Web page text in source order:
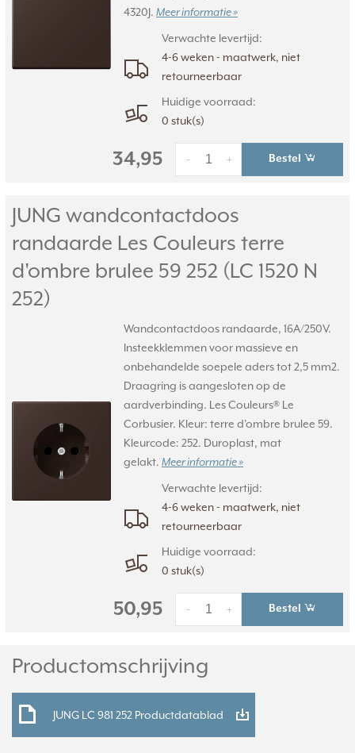
4320J. Meer informatie »
Verwachte levertijd:
4-6 weken - maatwerk, niet
retourneerbaar
Huidige voorraad:
0 stuk(s)
34,95 +
- Bestel
JUNG wandcontactdoos
randaarde Les Couleurs terre
d'ombre brulee 59 252 (LC 1520 N
252)
Wandcontactdoos randaarde, 16A/250V.
Insteekklemmen voor massieve en
onbehandelde soepele aders tot 2,5 mm2.
Draagring is aangesloten op de
aardverbinding. Les Couleurs® Le
Corbusier. Kleur: terre d'ombre brulee 59.
Kleurcode: 252. Duroplast, mat
gelakt. Meer informatie »
Verwachte levertijd:
4-6 weken - maatwerk, niet
retourneerbaar
Huidige voorraad:
0 stuk(s)
50,95 +
- Bestel
Productomschrijving
JUNG LC 981 252 Productdatablad